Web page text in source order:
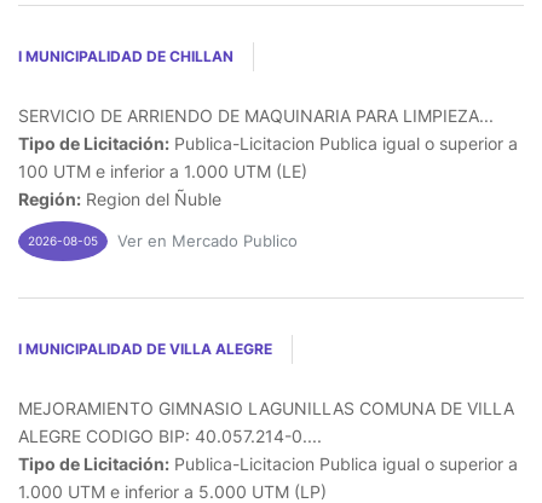
I MUNICIPALIDAD DE CHILLAN
SERVICIO DE ARRIENDO DE MAQUINARIA PARA LIMPIEZA...
Tipo de Licitación: Publica-Licitacion Publica igual o superior a
100 UTM e inferior a 1.000 UTM (LE)
Región: Region del Ñuble
2026-08-05 Ver en Mercado Publico
I MUNICIPALIDAD DE VILLA ALEGRE
MEJORAMIENTO GIMNASIO LAGUNILLAS COMUNA DE VILLA
ALEGRE CODIGO BIP: 40.057.214-0....
Tipo de Licitación: Publica-Licitacion Publica igual o superior a
1.000 UTM e inferior a 5.000 UTM (LP)